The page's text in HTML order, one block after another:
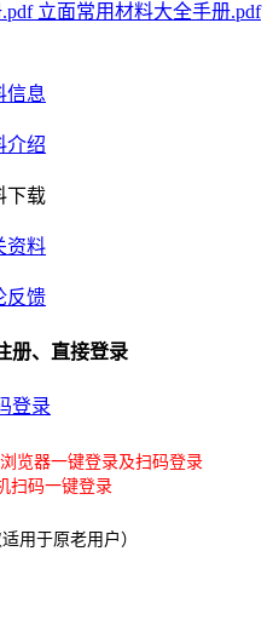
立面常用材料大全手册.pdf
信息
介绍
下载
资料
反馈
册、直接登录
登录
览器一键登录及扫码登录
扫码一键登录
用于原老用户）